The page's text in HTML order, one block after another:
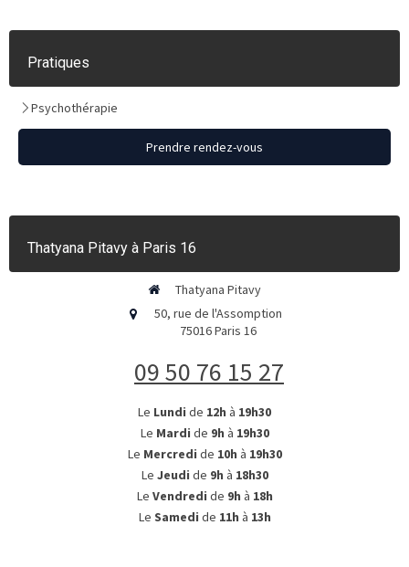
Pratiques
Psychothérapie
Prendre rendez-vous
Thatyana Pitavy à Paris 16
Thatyana Pitavy
50, rue de l'Assomption
75016Paris 16
09 50 76 15 27
Le Lundi de 12h à 19h30
Le Mardi de 9h à 19h30
Le Mercredi de 10h à 19h30
Le Jeudi de 9h à 18h30
Le Vendredi de 9h à 18h
Le Samedi de 11h à 13h